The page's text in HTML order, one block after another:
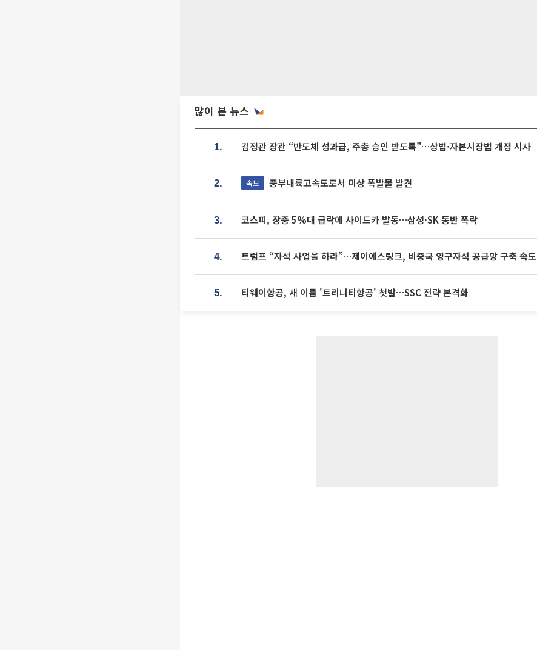
많이 본 뉴스
1. 김정관 장관 “반도체 성과급, 주총 승인 받도록”…상법·자본시장법 개정 시사
2. 속보 중부내륙고속도로서 미상 폭발물 발견
3. 코스피, 장중 5%대 급락에 사이드카 발동…삼성·SK 동반 폭락
4. 트럼프 “자석 사업을 하라”…제이에스링크, 비중국 영구자석 공급망 구축 속도
5. 티웨이항공, 새 이름 '트리니티항공' 첫발…SSC 전략 본격화